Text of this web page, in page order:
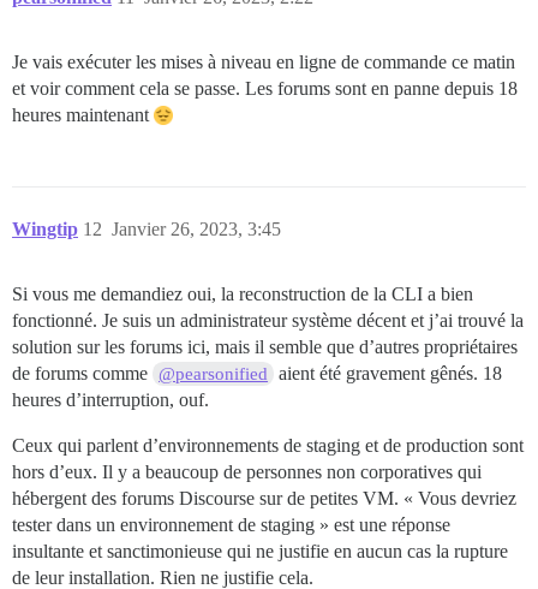
Je vais exécuter les mises à niveau en ligne de commande ce matin
et voir comment cela se passe. Les forums sont en panne depuis 18
heures maintenant
Wingtip Janvier 26, 2023, 3:45
12
Si vous me demandiez oui, la reconstruction de la CLI a bien
fonctionné. Je suis un administrateur système décent et j’ai trouvé la
solution sur les forums ici, mais il semble que d’autres propriétaires
de forums comme @pearsonified
aient été gravement gênés. 18
heures d’interruption, ouf.
Ceux qui parlent d’environnements de staging et de production sont
hors d’eux. Il y a beaucoup de personnes non corporatives qui
hébergent des forums Discourse sur de petites VM. « Vous devriez
tester dans un environnement de staging » est une réponse
insultante et sanctimonieuse qui ne justifie en aucun cas la rupture
de leur installation. Rien ne justifie cela.